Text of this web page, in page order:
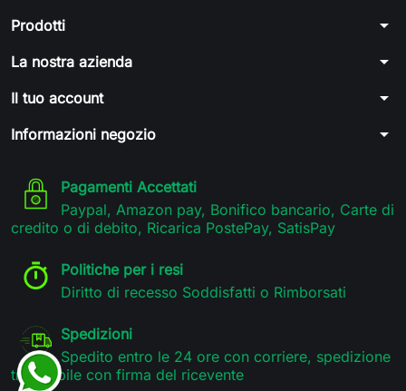
Prodotti arrow_drop_down
La nostra azienda arrow_drop_down
Il tuo account arrow_drop_down
Informazioni negozio arrow_drop_down
Pagamenti Accettati
Paypal, Amazon pay, Bonifico bancario, Carte di
credito o di debito, Ricarica PostePay, SatisPay
Politiche per i resi
Diritto di recesso Soddisfatti o Rimborsati
Spedizioni
Spedito entro le 24 ore con corriere, spedizione
tracciabile con firma del ricevente